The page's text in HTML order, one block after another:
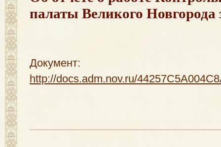
палаты Великого Новгорода
Документ:
http://docs.adm.nov.ru/